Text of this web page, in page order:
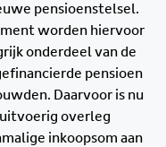
pensioenstelsel.
worden hiervoor
onderdeel van de
pensioen
Daarvoor is nu
uitvoerig overleg
inkoopsom aan